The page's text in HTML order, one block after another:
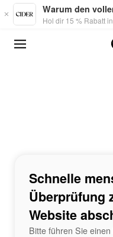
Skip to main content
Warum den
Hol dir 15 % Rabatt
Schnelle
Überprüfung
Website
Bitte führen Sie